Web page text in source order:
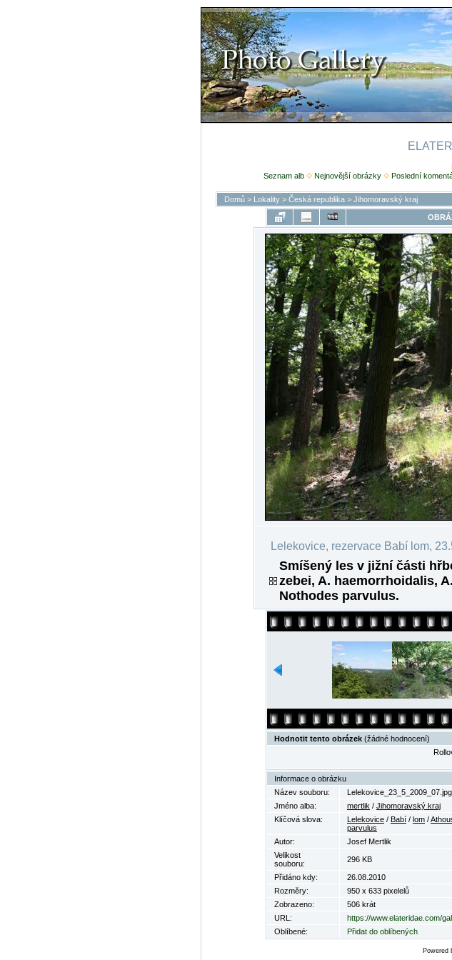
Seznam alb
Nejnovější obrázky Poslední
Domů> Lokality> Česká republika> Jihomoravský kraj
Lelekovice, rezervace Babí lom,
Smíšený les v jižní části
zebei, A. haemorrhoidalis,
Nothodes parvulus.
Hodnotit tento obrázek (žádné hodnocení)
Informace o obrázku
Název souboru:
Lelekovice_23_5_2009_07.jpg
Jméno alba:
mertlik / Jihomoravský kraj
Klíčová slova:
Lelekovice / Babí / lom /
parvulus
Autor:
Josef Mertlik
Velikost
souboru:
296 KB
Přidáno kdy:
26.08.2010
Rozměry:
950 x 633 pixelelů
Zobrazeno:
506 krát
URL:
https://www.elateridae.com/
Oblíbené:
Přidat do oblíbených
Powered